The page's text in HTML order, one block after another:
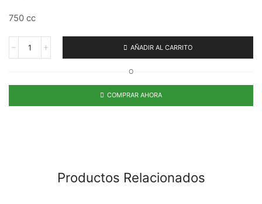
750 cc
AÑADIR AL CARRITO
O
COMPRAR AHORA
Productos Relacionados